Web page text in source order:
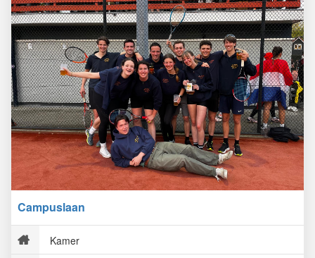
Campuslaan
Kamer